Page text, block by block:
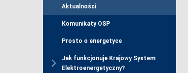
Aktualności
Komunikaty OSP
Prosto o energetyce
Jak funkcjonuje Krajowy System
Elektroenergetyczny?